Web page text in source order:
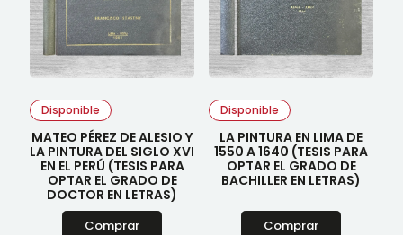
Disponible
MATEO PÉREZ DE ALESIO Y
LA PINTURA DEL SIGLO XVI
EN EL PERÚ (TESIS PARA
OPTAR EL GRADO DE
DOCTOR EN LETRAS)
Comprar
Disponible
LA PINTURA EN LIMA DE
1550 A 1640 (TESIS PARA
OPTAR EL GRADO DE
BACHILLER EN LETRAS)
Comprar